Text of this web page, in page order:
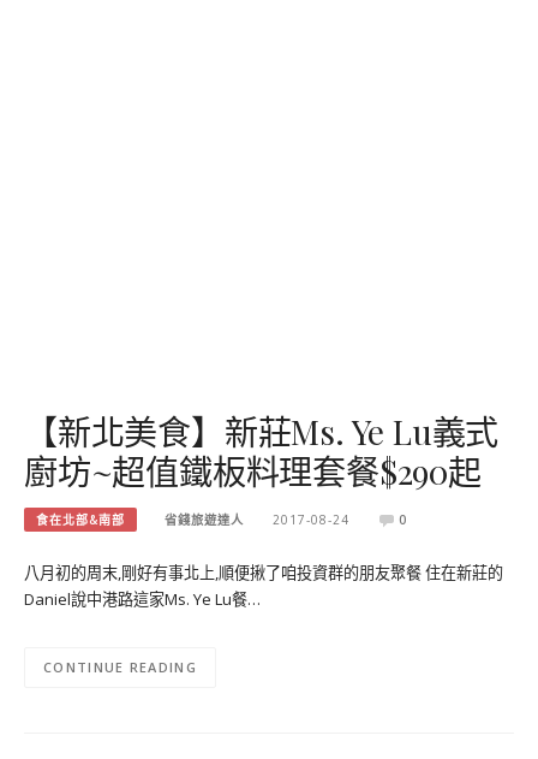
【新北美食】新莊Ms. Ye Lu義式
廚坊~超值鐵板料理套餐$290起
食在北部&南部 省錢旅遊達人 2017-08-24 0
八月初的周末,剛好有事北上,順便揪了咱投資群的朋友聚餐 住在新莊的
Daniel說中港路這家Ms. Ye Lu餐…
CONTINUE READING